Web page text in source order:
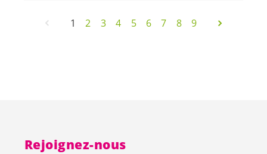
1 2 3 4 5 6 7 8 9
Rejoignez-nous